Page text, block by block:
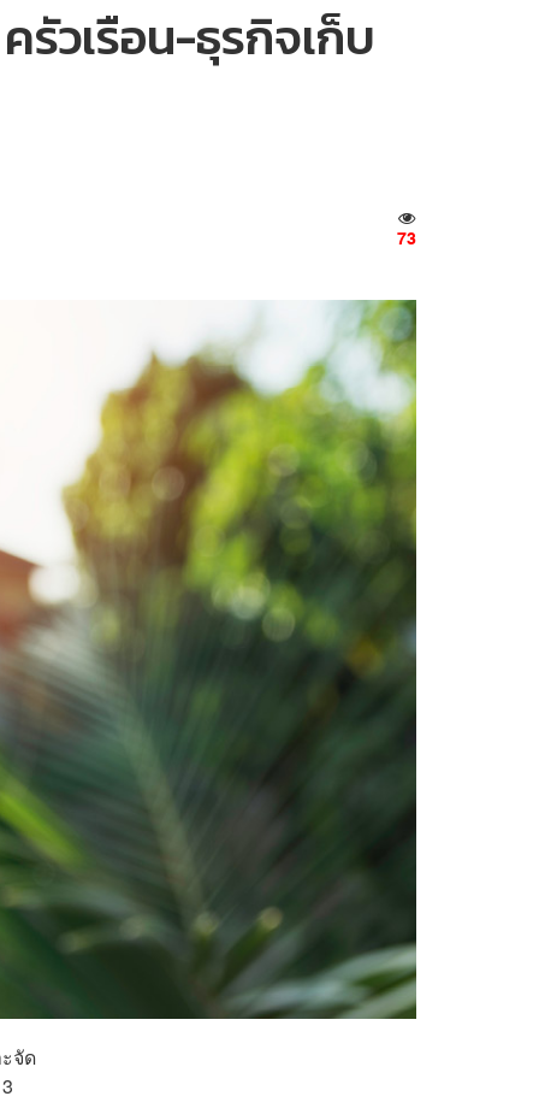
รัวเรือน-ธุรกิจเก็บ
73
จัด